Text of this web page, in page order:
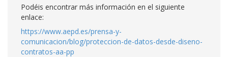
Podéis encontrar más información en el siguiente
enlace:
https://www.aepd.es/prensa-y-
comunicacion/blog/proteccion-de-datos-desde-diseno-
contratos-aa-pp